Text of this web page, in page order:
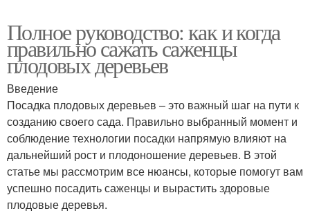
Полное руководство: как и когда
правильно сажать саженцы
плодовых деревьев
Введение
Посадка плодовых деревьев – это важный шаг на пути к
созданию своего сада. Правильно выбранный момент и
соблюдение технологии посадки напрямую влияют на
дальнейший рост и плодоношение деревьев. В этой
статье мы рассмотрим все нюансы, которые помогут вам
успешно посадить саженцы и вырастить здоровые
плодовые деревья.